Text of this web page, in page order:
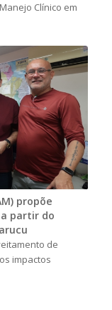
Clínico em
propõe
partir do
de
impactos